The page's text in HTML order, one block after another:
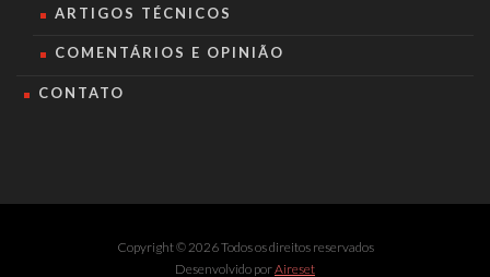
ARTIGOS TÉCNICOS
COMENTÁRIOS E OPINIÃO
CONTATO
Copyright © 2026 Todos os direitos reservados
Desenvolvido porAireset